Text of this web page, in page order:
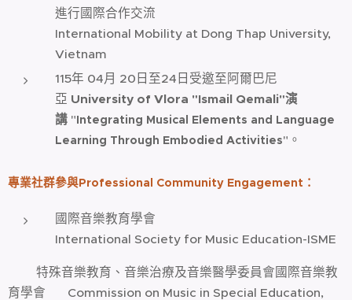
進行國際合作交流
International Mobility at Dong Thap University,
Vietnam
115年 04月 20日至24日受邀至阿爾巴尼
亞 University of Vlora "Ismail Qemali"演
講 "Integrating Musical Elements and Language
Learning Through Embodied Activities"。
專業社群參與Professional Community Engagement ：
國際音樂教育學會
International Society for Music Education-ISME
特殊音樂教育、音樂治療及音樂醫學委員會國際音樂教
育學會 Commission on Music in Special Education,